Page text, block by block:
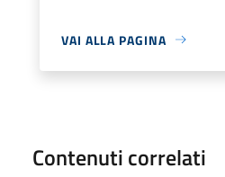
VAI ALLA PAGINA
Contenuti correlati